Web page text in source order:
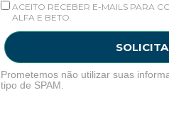
ACEITO RECEBER E-MAILS PARA
ALFA E BETO.
Prometemos não utilizar suas
tipo de SPAM.